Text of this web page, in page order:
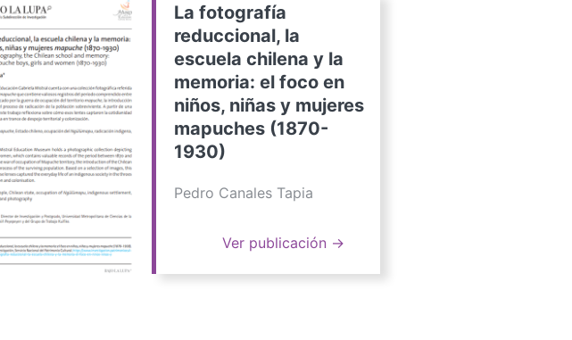
La fotografía
reduccional, la
escuela chilena y la
memoria: el foco en
niños, niñas y mujeres
mapuches (1870-
1930)
Pedro Canales Tapia
Ver publicación →